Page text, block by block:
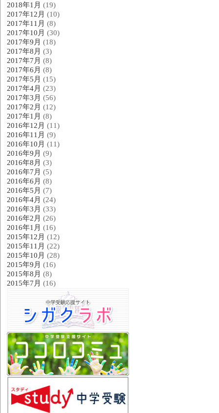
2018年1月 (19)
2017年12月 (10)
2017年11月 (8)
2017年10月 (30)
2017年9月 (18)
2017年8月 (3)
2017年7月 (8)
2017年6月 (8)
2017年5月 (15)
2017年4月 (23)
2017年3月 (56)
2017年2月 (12)
2017年1月 (8)
2016年12月 (11)
2016年11月 (9)
2016年10月 (11)
2016年9月 (9)
2016年8月 (3)
2016年7月 (5)
2016年6月 (8)
2016年5月 (7)
2016年4月 (24)
2016年3月 (33)
2016年2月 (26)
2016年1月 (16)
2015年12月 (12)
2015年11月 (22)
2015年10月 (28)
2015年9月 (16)
2015年8月 (8)
2015年7月 (16)